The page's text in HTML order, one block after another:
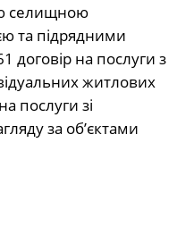
селищною
та підрядними
договір на послуги з
житлових
послуги зі
за об’єктами